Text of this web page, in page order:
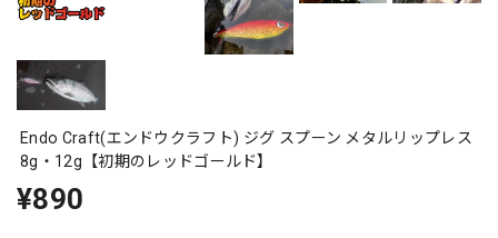
Endo Craft(エンドウクラフト) ジグ スプーン メタルリップレス
8g・12g【初期のレッドゴールド】
¥890